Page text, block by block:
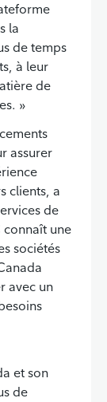
la
de temps
à leur
de
»
assurer
clients, a
de
connaît une
sociétés
avec un
et son
de